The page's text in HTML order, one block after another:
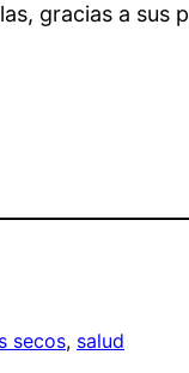
gracias a
secos, salud